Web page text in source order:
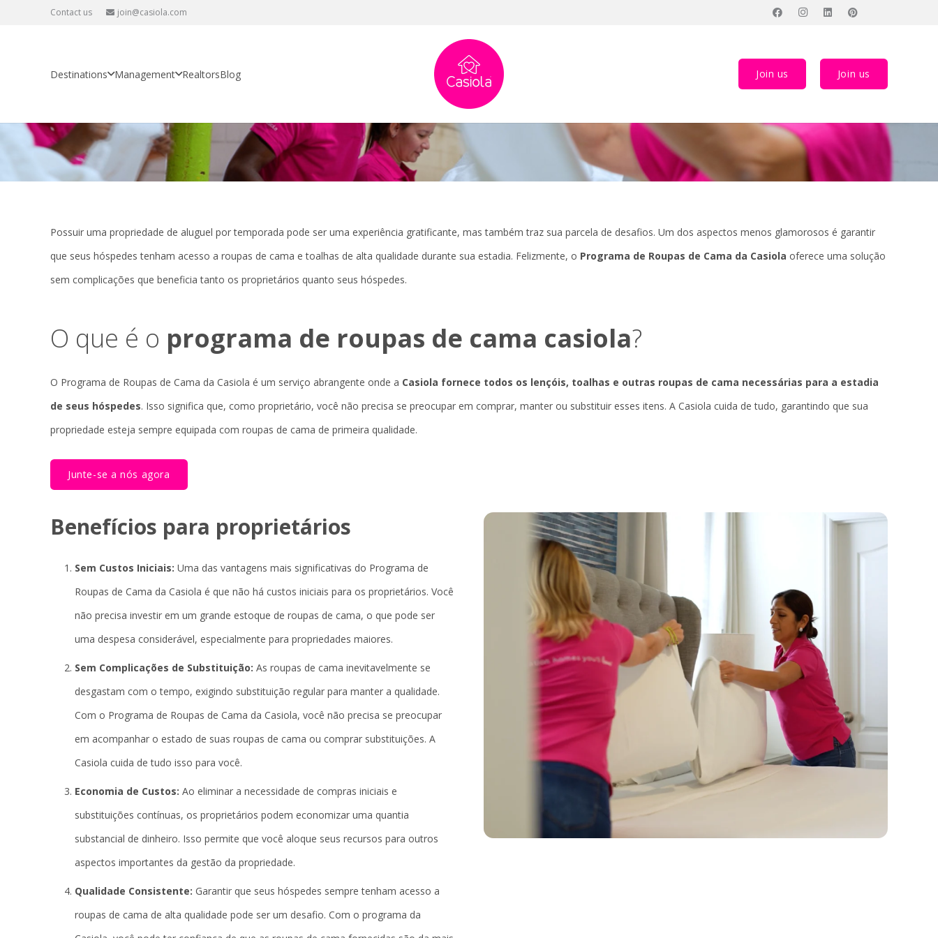
Contact us join@casiola.com
Destinations Management RealtorsBlog Join us Join us
Possuir uma propriedade de aluguel por temporada pode ser uma experiência gratificante, mas também traz sua parcela de desafios. Um dos aspectos menos glamorosos é garantir
que seus hóspedes tenham acesso a roupas de cama e toalhas de alta qualidade durante sua estadia. Felizmente, o Programa de Roupas de Cama da Casiola oferece uma solução
sem complicações que beneficia tanto os proprietários quanto seus hóspedes.
O que é o programa de roupas de cama casiola?
O Programa de Roupas de Cama da Casiola é um serviço abrangente onde a Casiola fornece todos os lençóis, toalhas e outras roupas de cama necessárias para a estadia
de seus hóspedes. Isso significa que, como proprietário, você não precisa se preocupar em comprar, manter ou substituir esses itens. A Casiola cuida de tudo, garantindo que sua
propriedade esteja sempre equipada com roupas de cama de primeira qualidade.
Junte-se a nós agora
Benefícios para proprietários
Sem Custos Iniciais: Uma das vantagens mais significativas do Programa de
Roupas de Cama da Casiola é que não há custos iniciais para os proprietários. Você
não precisa investir em um grande estoque de roupas de cama, o que pode ser
uma despesa considerável, especialmente para propriedades maiores.
Sem Complicações de Substituição: As roupas de cama inevitavelmente se
desgastam com o tempo, exigindo substituição regular para manter a qualidade.
Com o Programa de Roupas de Cama da Casiola, você não precisa se preocupar
em acompanhar o estado de suas roupas de cama ou comprar substituições. A
Casiola cuida de tudo isso para você.
Economia de Custos: Ao eliminar a necessidade de compras iniciais e
substituições contínuas, os proprietários podem economizar uma quantia
substancial de dinheiro. Isso permite que você aloque seus recursos para outros
aspectos importantes da gestão da propriedade.
Qualidade Consistente: Garantir que seus hóspedes sempre tenham acesso a
roupas de cama de alta qualidade pode ser um desafio. Com o programa da